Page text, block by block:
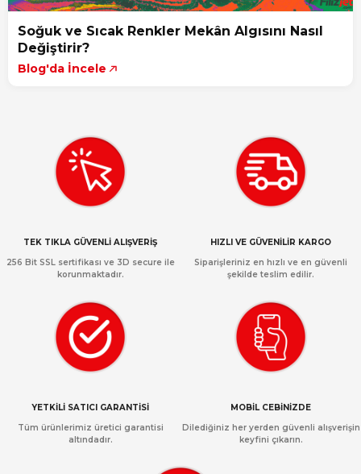
Soğuk ve Sıcak Renkler Mekân Algısını Nasıl
Değiştirir?
Blog'da İncele
TEK TIKLA GÜVENLİ ALIŞVERİŞ
256 Bit SSL sertifikası ve 3D secure ile
korunmaktadır.
HIZLI VE GÜVENİLİR KARGO
Siparişleriniz en hızlı ve en güvenli
şekilde teslim edilir.
YETKİLİ SATICI GARANTİSİ
Tüm ürünlerimiz üretici garantisi
altındadır.
MOBİL CEBİNİZDE
Dilediğiniz her yerden güvenli alışverişin
keyfini çıkarın.